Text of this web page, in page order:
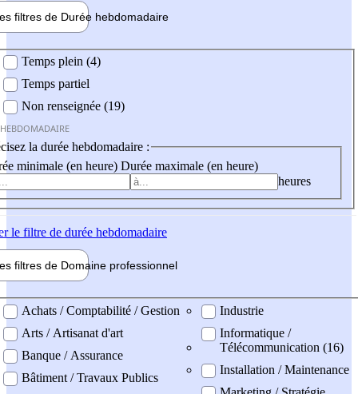
filtres de Durée hebdomadaire
Temps plein (4)
Temps partiel
Non renseignée (19)
la durée hebdomadaire :
minimale (en heure) Durée maximale (en heure)
heures
le filtre de durée hebdomadaire
filtres de Domaine professionnel
professionel
Achats / Comptabilité / Gestion
Arts / Artisanat d'art
Banque / Assurance
Bâtiment / Travaux Publics
Industrie
Informatique /
Télécommunication (16)
Installation / Maintenance